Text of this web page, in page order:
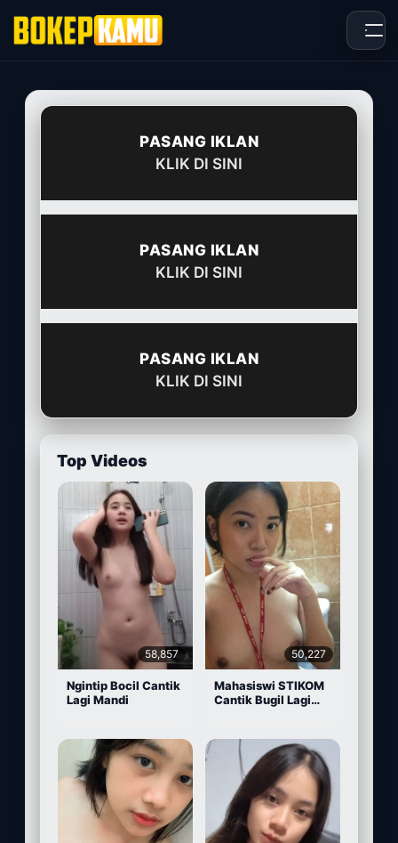
PASANG IKLAN
KLIK DI SINI
PASANG IKLAN
KLIK DI SINI
PASANG IKLAN
KLIK DI SINI
Top Videos
58,857
Ngintip Bocil Cantik
Lagi Mandi
50,227
Mahasiswi STIKOM
Cantik Bugil Lagi